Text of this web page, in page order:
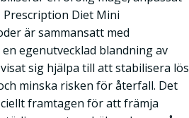
Prescription Diet Mini
är sammansatt med
egenutvecklad blandning av
sig hjälpa till att stabilisera lös
minska risken för återfall. Det
framtagen för att främja